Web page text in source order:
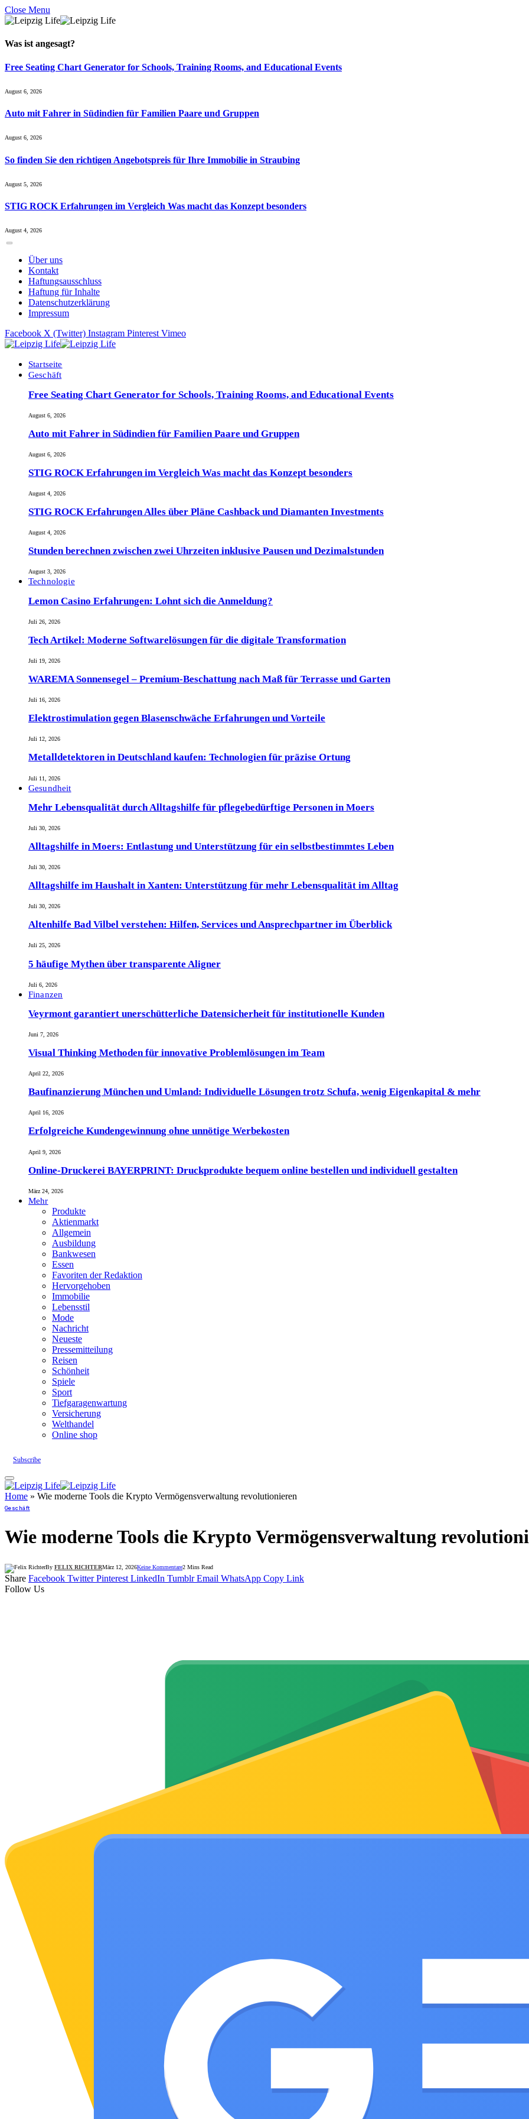
Close Menu
Was ist angesagt?
Free Seating Chart Generator for Schools, Training Rooms, and Educational Events
August 6, 2026
Auto mit Fahrer in Südindien für Familien Paare und Gruppen
August 6, 2026
So finden Sie den richtigen Angebotspreis für Ihre Immobilie in Straubing
August 5, 2026
STIG ROCK Erfahrungen im Vergleich Was macht das Konzept besonders
August 4, 2026
Über uns
Kontakt
Haftungsausschluss
Haftung für Inhalte
Datenschutzerklärung
Impressum
Facebook X (Twitter) Instagram Pinterest Vimeo
Startseite
Geschäft
Free Seating Chart Generator for Schools, Training Rooms, and Educational Events
August 6, 2026
Auto mit Fahrer in Südindien für Familien Paare und Gruppen
August 6, 2026
STIG ROCK Erfahrungen im Vergleich Was macht das Konzept besonders
August 4, 2026
STIG ROCK Erfahrungen Alles über Pläne Cashback und Diamanten Investments
August 4, 2026
Stunden berechnen zwischen zwei Uhrzeiten inklusive Pausen und Dezimalstunden
August 3, 2026
Technologie
Lemon Casino Erfahrungen: Lohnt sich die Anmeldung?
Juli 26, 2026
Tech Artikel: Moderne Softwarelösungen für die digitale Transformation
Juli 19, 2026
WAREMA Sonnensegel – Premium-Beschattung nach Maß für Terrasse und Garten
Juli 16, 2026
Elektrostimulation gegen Blasenschwäche Erfahrungen und Vorteile
Juli 12, 2026
Metalldetektoren in Deutschland kaufen: Technologien für präzise Ortung
Juli 11, 2026
Gesundheit
Mehr Lebensqualität durch Alltagshilfe für pflegebedürftige Personen in Moers
Juli 30, 2026
Alltagshilfe in Moers: Entlastung und Unterstützung für ein selbstbestimmtes Leben
Juli 30, 2026
Alltagshilfe im Haushalt in Xanten: Unterstützung für mehr Lebensqualität im Alltag
Juli 30, 2026
Altenhilfe Bad Vilbel verstehen: Hilfen, Services und Ansprechpartner im Überblick
Juli 25, 2026
5 häufige Mythen über transparente Aligner
Juli 6, 2026
Finanzen
Veyrmont garantiert unerschütterliche Datensicherheit für institutionelle Kunden
Juni 7, 2026
Visual Thinking Methoden für innovative Problemlösungen im Team
April 22, 2026
Baufinanzierung München und Umland: Individuelle Lösungen trotz Schufa, wenig Eigenkapital & mehr
April 16, 2026
Erfolgreiche Kundengewinnung ohne unnötige Werbekosten
April 9, 2026
Online-Druckerei BAYERPRINT: Druckprodukte bequem online bestellen und individuell gestalten
März 24, 2026
Mehr
Produkte
Aktienmarkt
Allgemein
Ausbildung
Bankwesen
Essen
Favoriten der Redaktion
Hervorgehoben
Immobilie
Lebensstil
Mode
Nachricht
Neueste
Pressemitteilung
Reisen
Schönheit
Spiele
Sport
Tiefgaragenwartung
Versicherung
Welthandel
Online shop
Subscribe
Home » Wie moderne Tools die Krypto Vermögensverwaltung revolutionieren
Geschäft
Wie moderne Tools die Krypto Vermögensverwaltung
By FELIX RICHTERMärz 12, 2026Keine Kommentare2 Mins Read
Share Facebook Twitter Pinterest LinkedIn Tumblr Email WhatsApp Copy Link
Follow Us